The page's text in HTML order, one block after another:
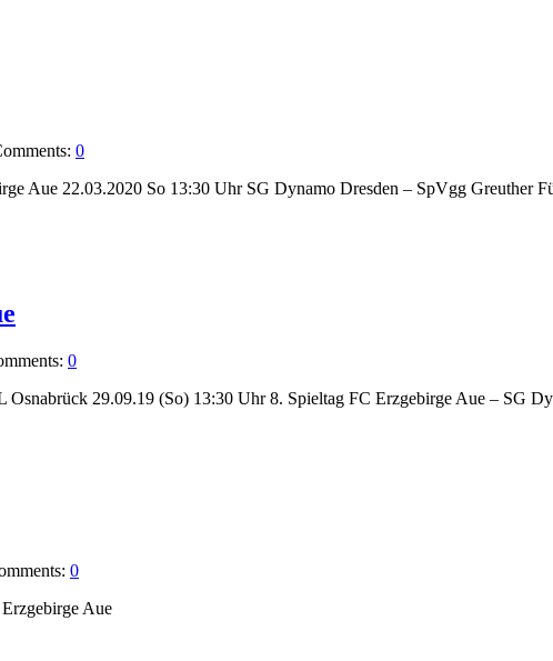
0
Aue 22.03.2020 So 13:30 Uhr SG Dynamo Dresden – SpVgg Greuther
0
29.09.19 (So) 13:30 Uhr 8. Spieltag FC Erzgebirge Aue – SG
0
Aue